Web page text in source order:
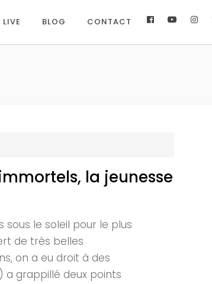
BLOG CONTACT
la jeunesse
sous le soleil pour le plus
de très belles
on a eu droit à des
a grappillé deux points